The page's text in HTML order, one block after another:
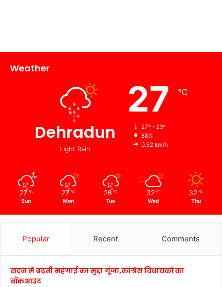
Weather
Dehradun
Light Rain
27 ℃
27º - 23º
88%
0.52 km/h
27 ℃
Sun
27 ℃
Mon
26 ℃
Tue
32 ℃
Wed
32 ℃
Thu
Popular Recent Comments
सदन में बढ़ती महंगाई का मुद्दा गूंजा,कांग्रेस विधायकों का
वॉकआउट